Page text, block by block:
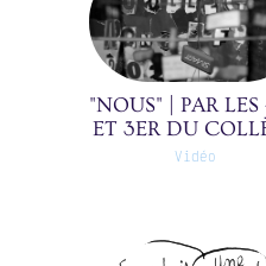
la voir le faire
de vrai,
me prouver
en était
"NOUS" | PAR LES
ET 3ER DU
ANNE FRANK |
Vidéo